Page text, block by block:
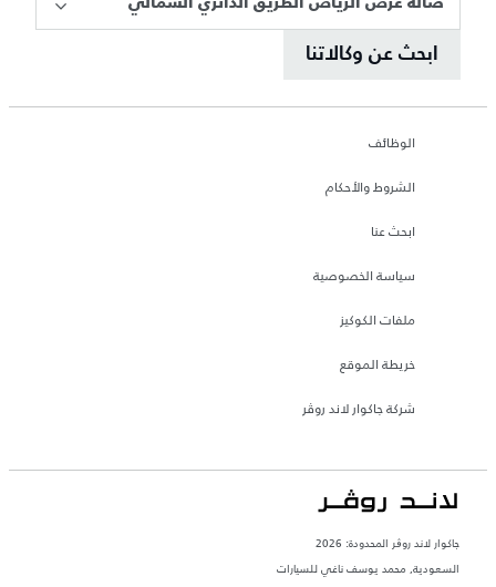
صالة عرض الرياض الطريق الدائري الشمالي
ابحث عن وكالاتنا
الوظائف
الشروط والأحكام
ابحث عنا
سياسة الخصوصية
ملفات الكوكيز
خريطة الموقع
شركة جاكوار لاند روڤر
جاكوار لاند روڨر المحدودة: 2026
السعودية, محمد يوسف ناغي للسيارات